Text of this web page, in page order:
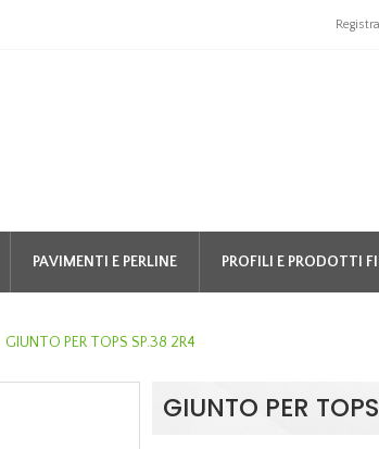
PAVIMENTI E PERLINE PROFILI E PRODOTTI
GIUNTO PER TOPS SP.38 2R4
GIUNTO PER